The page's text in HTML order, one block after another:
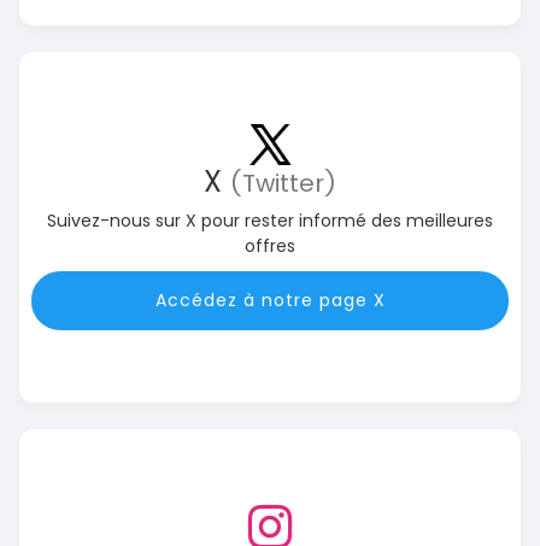
X (Twitter)
Suivez-nous sur X pour rester informé des meilleures
offres
Accédez à notre page X